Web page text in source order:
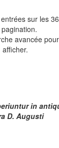
sur les
pagination.
avancée
afficher.
in
D. Augusti